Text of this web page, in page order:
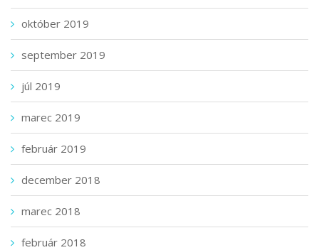
október 2019
september 2019
júl 2019
marec 2019
február 2019
december 2018
marec 2018
február 2018